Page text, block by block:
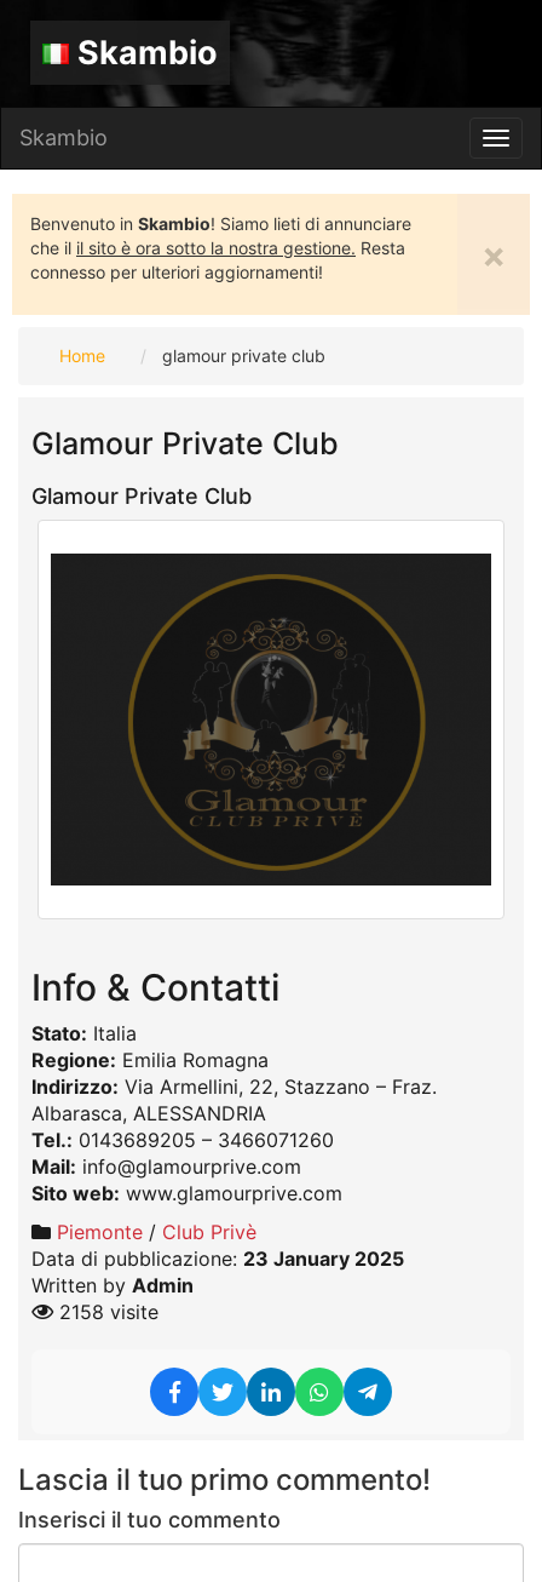
Skambio
Skambio
Benvenuto in Skambio! Siamo lieti di annunciare
che il il sito è ora sotto la nostra gestione. Resta
connesso per ulteriori aggiornamenti!
×
Home glamour private club
Glamour Private Club
Glamour Private Club
Info & Contatti
Stato: Italia
Regione: Emilia Romagna
Indirizzo: Via Armellini, 22, Stazzano – Fraz.
Albarasca, ALESSANDRIA
Tel.: 0143689205 – 3466071260
Mail: info@glamourprive.com
Sito web: www.glamourprive.com
Piemonte / Club Privè
Data di pubblicazione: 23 January 2025
Written by Admin
2158 visite
Lascia il tuo primo commento!
Inserisci il tuo commento